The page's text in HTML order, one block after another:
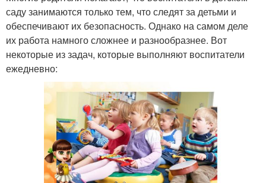
саду занимаются только тем, что следят за детьми и
обеспечивают их безопасность. Однако на самом деле
их работа намного сложнее и разнообразнее. Вот
некоторые из задач, которые выполняют воспитатели
ежедневно: